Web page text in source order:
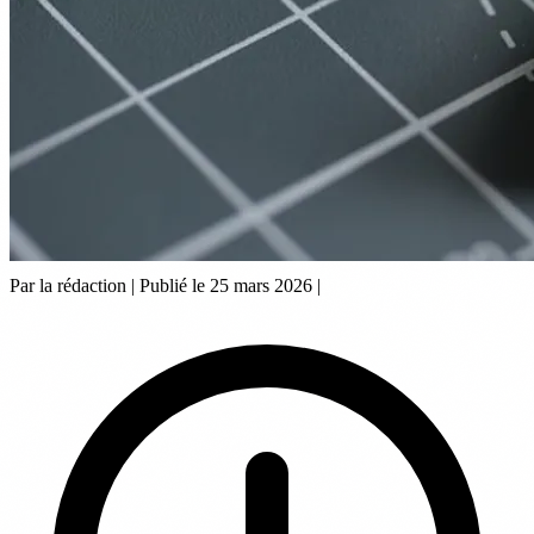
Par la rédaction | Publié le 25 mars 2026 |